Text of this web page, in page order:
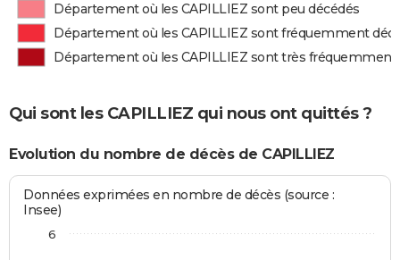
Département où les CAPILLIEZ sont peu décédés
Département où les CAPILLIEZ sont fréquemment
Département où les CAPILLIEZ sont très fréquemment
Qui sont les CAPILLIEZ qui nous ont quittés ?
Evolution du nombre de décès de CAPILLIEZ
Données exprimées en nombre de décès (source :
Insee)
6